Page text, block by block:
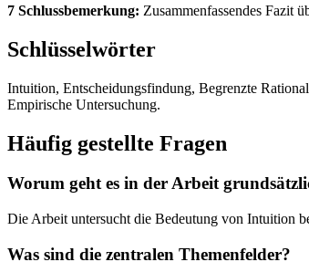
7 Schlussbemerkung: Zusammenfassendes Fazit
Schlüsselwörter
Intuition, Entscheidungsfindung, Begrenzte
Empirische Untersuchung.
Häufig gestellte Fragen
Worum geht es in der Arbeit
Die Arbeit untersucht die Bedeutung von Intuition
Was sind die zentralen Themenfelder?